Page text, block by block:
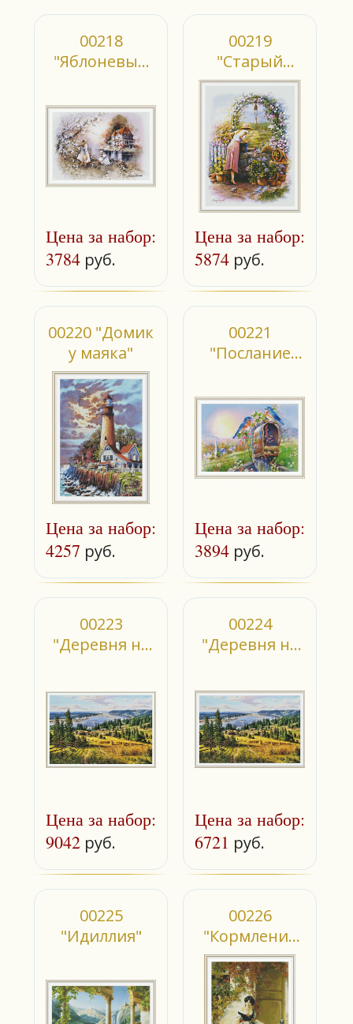
00218
"Яблоневый
Цена за набор:
3784 руб.
00219
"Старый
колодец"
Цена за набор:
5874 руб.
00220 "Домик
у маяка"
Цена за набор:
4257 руб.
00221
"Послание
Цена за набор:
3894 руб.
00223
"Деревня на
Цена за набор:
9042 руб.
00224
"Деревня на
Цена за набор:
6721 руб.
00225
"Идиллия"
00226
"Кормление
голубей"